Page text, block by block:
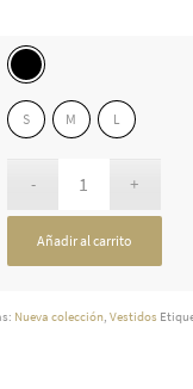
S M L
Añadir al carrito
Nueva colección, Vestidos